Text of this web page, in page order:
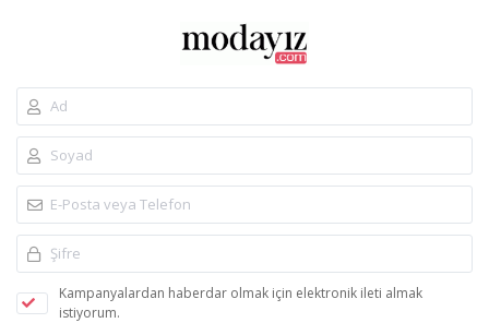
Kampanyalardan haberdar olmak için elektronik ileti almak
istiyorum.